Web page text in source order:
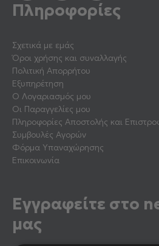
Πληροφορίες
Σχετικά με εμάς
Όροι χρήσης και συναλλαγής
Πολιτική Απορρήτου
Εξυπηρέτηση
Ο Λογαριασμός μου
Οι Παραγγελίες μου
Πληροφορίες Αποστολής και
Συμβουλές Αγορών
Φόρμα Υπαναχώρησης
Επικοινωνία
Εγγραφείτε στο
μας